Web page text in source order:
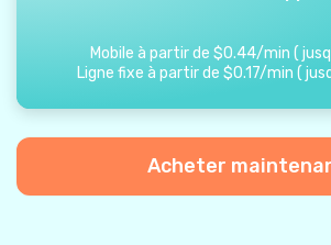
Mobile à partir de $0.44/min (
Ligne fixe à partir de $0.17/min (
Acheter